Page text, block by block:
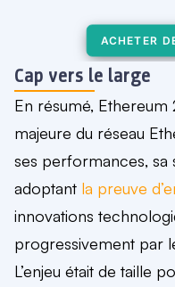
ACHETER
Cap vers le large
En résumé, Ethereum
majeure du réseau
ses performances, sa
adoptant la preuve
innovations
progressivement par
L’enjeu était de taille